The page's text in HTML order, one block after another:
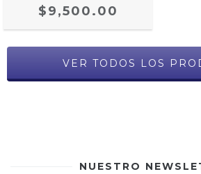
$9,500.00
VER TODOS LOS
NUESTRO